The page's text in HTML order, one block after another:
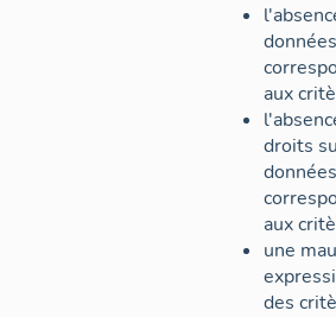
données
aux
droits
données
aux
une
des